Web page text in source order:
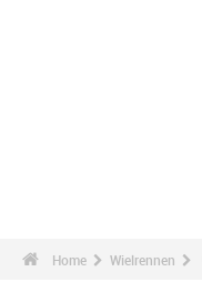
Home Wielrennen